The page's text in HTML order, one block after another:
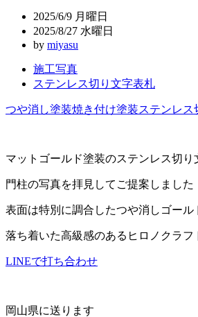
ン
2025/6/9 月曜日
2025/8/27 水曜日
by miyasu
施工写真
ステンレス切り文字表札
つや消し塗装焼き付け塗装ステンレス
マットゴールド塗装のステンレス切り
門柱の写真を拝見してご提案しま
表面は特別に調合したつや消しゴー
落ち着いた高級感のあるヒロノクラ
LINEで打ち合わせ
岡山県に送ります